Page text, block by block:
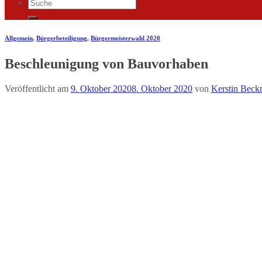
Allgemein, Bürgerbeteiligung, Bürgermeisterwahl 2020
Beschleunigung von Bauvorhaben
Veröffentlicht am 9. Oktober 20208. Oktober 2020 von Kerstin